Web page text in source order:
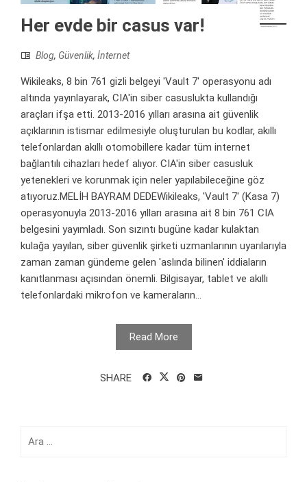
Her evde bir casus var!
Blog, Güvenlik, İnternet
Wikileaks, 8 bin 761 gizli belgeyi 'Vault 7' operasyonu adı
altında yayınlayarak, CIA'in siber casuslukta kullandığı
araçları ifşa etti. 2013-2016 yılları arasına ait güvenlik
açıklarının istismar edilmesiyle oluşturulan bu kodlar, akıllı
telefonlardan akıllı otomobillere kadar tüm internet
bağlantılı cihazları hedef alıyor. CIA'in siber casusluk
yetenekleri ve korunmak için neler yapılabileceğine göz
atıyoruz.MELİH BAYRAM DEDEWikileaks, 'Vault 7' (Kasa 7)
operasyonuyla 2013-2016 yılları arasına ait 8 bin 761 CIA
belgesini yayımladı. Son sızıntı bugüne kadar kulaktan
kulağa yayılan, siber güvenlik şirketi uzmanlarının uyarılarıyla
zaman zaman gündeme gelen 'aslında bilinen' iddiaların
kanıtlanması açısından önemli. Bilgisayar, tablet ve akıllı
telefonlardaki mikrofon ve kameraların...
Read More
SHARE